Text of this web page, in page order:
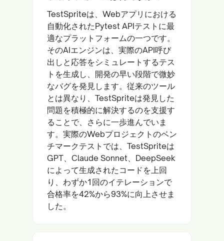
TestSpriteは、Webアプリにおける
自動化されたPytest APIテストに最
適なプラットフォームの一つです。
そのAIエンジンは、実際のAPI呼び
出しと応答をシミュレートするテス
トを生成し、開発の早い段階で微妙
なバグを発見します。従来のツール
とは異なり、TestSpriteは発見した
問題を積極的に解決するのを支援す
ることで、さらに一歩進んでいま
す。実際のWebプロジェクトのベン
チマークテストでは、TestSpriteは
GPT、Claude Sonnet、DeepSeek
によって生成されたコードを上回
り、わずか1回のイテレーションで
合格率を42%から93%に向上させま
した。